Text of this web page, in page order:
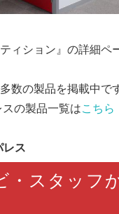
ィション』の詳細ペ
数の製品を掲載中で
の製品一覧はこちら
レス
・スタッフ